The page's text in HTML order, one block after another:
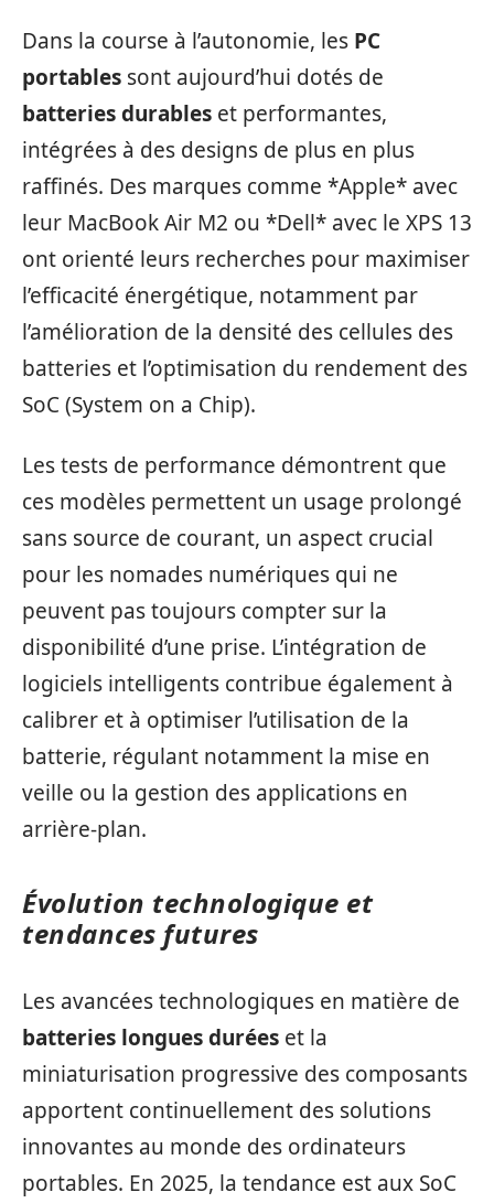
Dans la course à l’autonomie, les PC
portables sont aujourd’hui dotés de
batteries durables et performantes,
intégrées à des designs de plus en plus
raffinés. Des marques comme *Apple* avec
leur MacBook Air M2 ou *Dell* avec le XPS 13
ont orienté leurs recherches pour maximiser
l’efficacité énergétique, notamment par
l’amélioration de la densité des cellules des
batteries et l’optimisation du rendement des
SoC (System on a Chip).
Les tests de performance démontrent que
ces modèles permettent un usage prolongé
sans source de courant, un aspect crucial
pour les nomades numériques qui ne
peuvent pas toujours compter sur la
disponibilité d’une prise. L’intégration de
logiciels intelligents contribue également à
calibrer et à optimiser l’utilisation de la
batterie, régulant notamment la mise en
veille ou la gestion des applications en
arrière-plan.
Évolution technologique et
tendances futures
Les avancées technologiques en matière de
batteries longues durées et la
miniaturisation progressive des composants
apportent continuellement des solutions
innovantes au monde des ordinateurs
portables. En 2025, la tendance est aux SoC